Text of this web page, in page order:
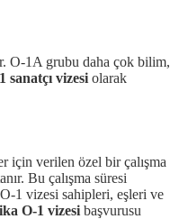
O-1A grubu daha çok bilim,
sanatçı vizesi olarak
için verilen özel bir çalışma
Bu çalışma süresi
1 vizesi sahipleri, eşleri ve
O-1 vizesi başvurusu